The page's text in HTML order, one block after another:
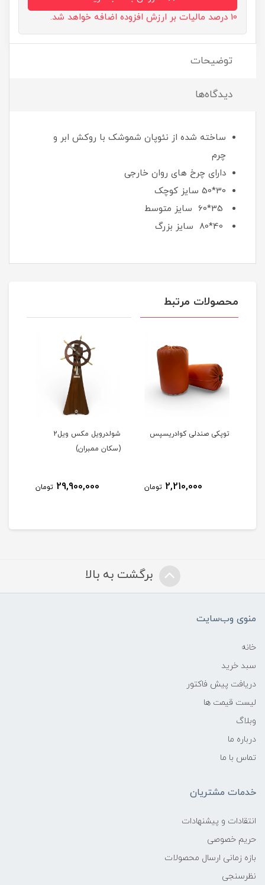
10 درصد مالیات بر ارزش افزوده اضافه خواهد شد.
توضیحات
دیدگاه‌ها
ساخته شده از نئوپان شموشک با روکش ابر و
چرم
دارای چرخ ھای روان خارجی
30*50 سایز کوچک
محصولات مرتبط
توپکی صندلی کوادریسپس
2,210,000 تومان
شولدرویل مکس ویل2
(سکان ممبران)
29,900,000 تومان
برگشت به بالا
منوی وب‌سایت
خانه
سبد خرید
دریافت پیش فاکتور
لیست قیمت ها
وبلاگ
درباره ما
تماس با ما
خدمات مشتریان
انتقادات و پیشنهادات
حریم خصوصی
بازه زمانی ارسال محصولات
نظرسنجی